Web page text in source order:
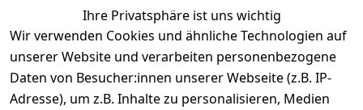
Ihre Privatsphäre ist uns wichtig
Wir verwenden Cookies und ähnliche Technologien auf
unserer Website und verarbeiten personenbezogene
Daten von Besucher:innen unserer Webseite (z.B. IP-
Adresse), um z.B. Inhalte zu personalisieren, Medien